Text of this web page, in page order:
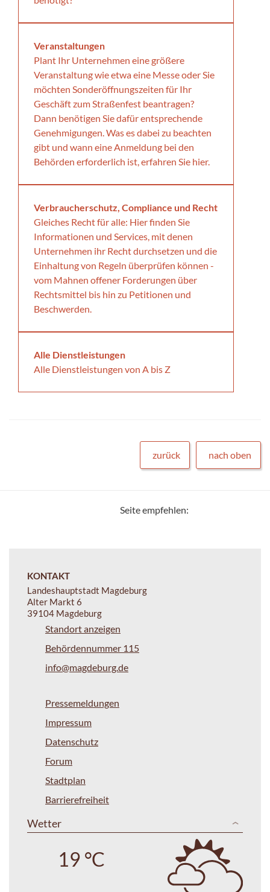
Veranstaltungen
Plant Ihr Unternehmen eine größere
Veranstaltung wie etwa eine Messe oder Sie
möchten Sonderöffnungszeiten für Ihr
Geschäft zum Straßenfest beantragen?
Dann benötigen Sie dafür entsprechende
Genehmigungen. Was es dabei zu beachten
gibt und wann eine Anmeldung bei den
Behörden erforderlich ist, erfahren Sie hier.
Verbraucherschutz, Compliance und Recht
Gleiches Recht für alle: Hier finden Sie
Informationen und Services, mit denen
Unternehmen ihr Recht durchsetzen und die
Einhaltung von Regeln überprüfen können -
vom Mahnen offener Forderungen über
Rechtsmittel bis hin zu Petitionen und
Beschwerden.
Alle Dienstleistungen
Alle Dienstleistungen von A bis Z
zurück nach oben
Seite empfehlen:
KONTAKT
Landeshauptstadt Magdeburg
Alter Markt 6
39104 Magdeburg
Standort anzeigen
Behördennummer 115
info@magdeburg.de
Pressemeldungen
Impressum
Datenschutz
Forum
Stadtplan
Barrierefreiheit
Wetter
19 °C